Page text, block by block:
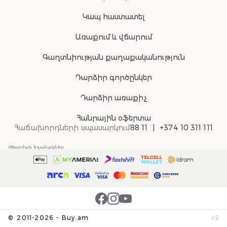
Կապ հաստատել
Առաքում և վճարում
Գաղտնիության քաղաքականություն
Դարձիր գործընկեր
Դարձիր առաքիչ
Հանրային օֆերտա
Հաճախորդների սպասարկում88 11 +374 10 311 111
© 2011-2026 - Buy.am v2
Վճարման եղանակներ